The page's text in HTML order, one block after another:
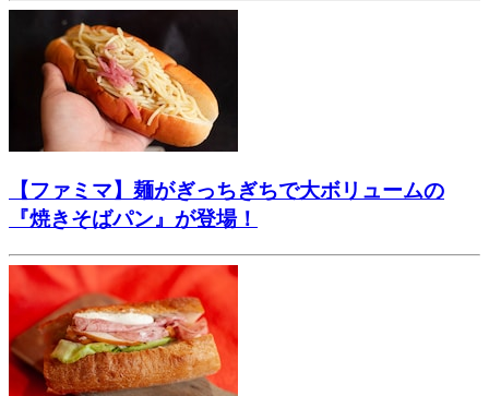
【ファミマ】麺がぎっちぎちで大ボリュームの
『焼きそばパン』が登場！